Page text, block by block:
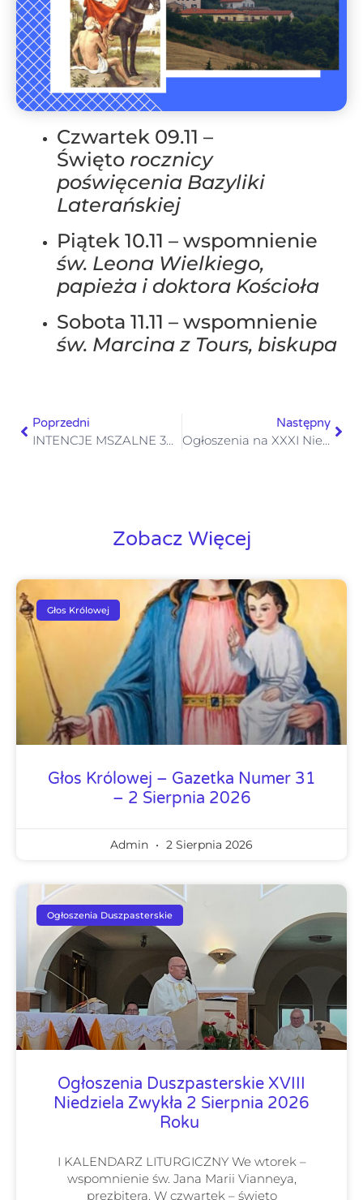
Czwartek 09.11 –
Święto rocznicy
poświęcenia Bazyliki
Laterańskiej
Piątek 10.11 – wspomnienie
św. Leona Wielkiego,
papieża i doktora Kościoła
Sobota 11.11 – wspomnienie
św. Marcina z Tours, biskupa
Poprzedni
INTENCJE MSZALNE 30.10-29.11.2023
Następny
Ogłoszenia na XXXI Niedzielę Zwykłą 5 listopada 2023 r.
Zobacz Więcej
Głos Królowej
Głos Królowej – Gazetka Numer 31
– 2 Sierpnia 2026
Admin 2 Sierpnia 2026
Ogłoszenia Duszpasterskie
Ogłoszenia Duszpasterskie XVIII
Niedziela Zwykła 2 Sierpnia 2026
Roku
I KALENDARZ LITURGICZNY We wtorek –
wspomnienie św. Jana Marii Vianneya,
prezbitera. W czwartek – święto